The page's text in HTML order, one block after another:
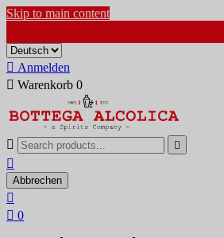
Skip to main content
 Anmelden
 Warenkorb 0
 

Abbrechen

 0